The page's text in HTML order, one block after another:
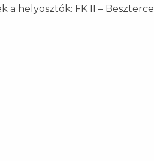
a helyosztók: FK II – Beszterce